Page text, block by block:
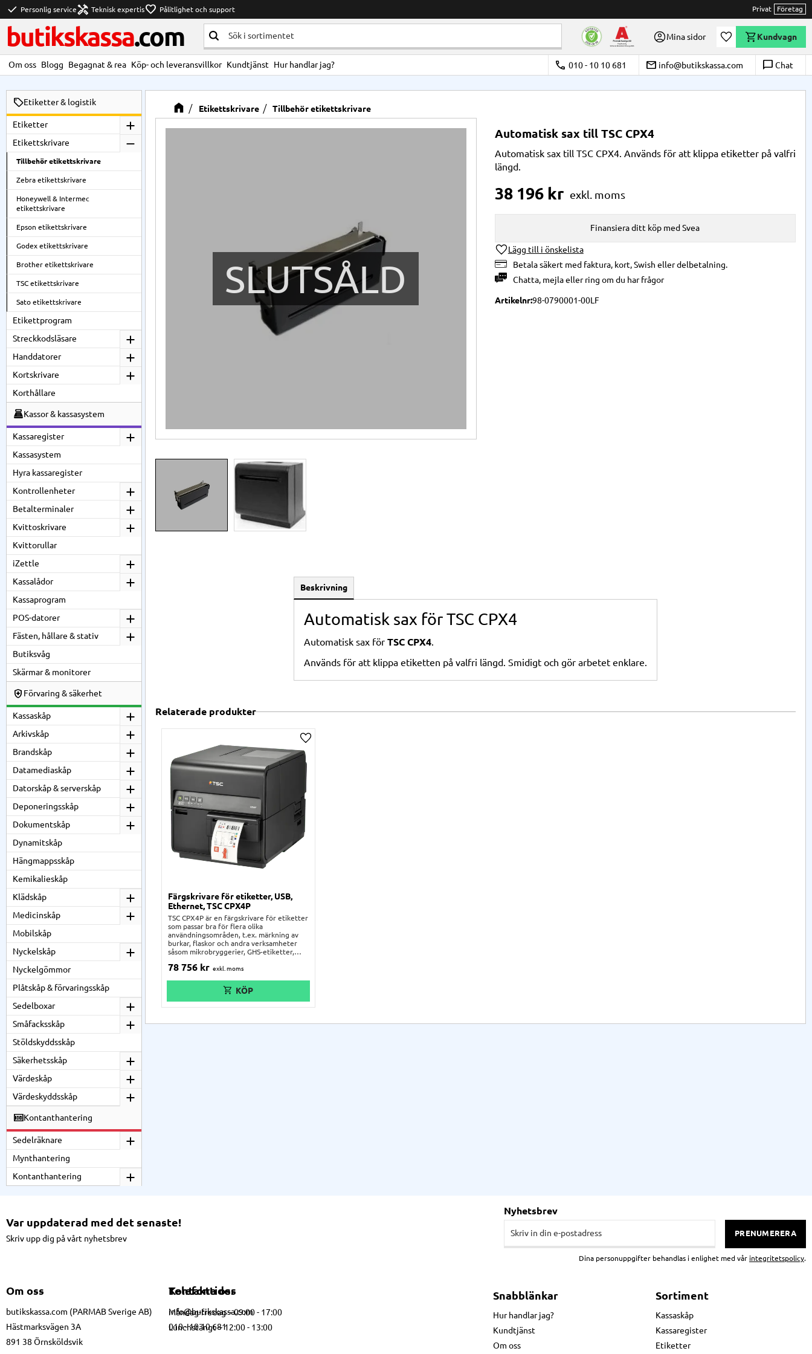
check Personlig servicehandyman Teknisk expertisfavorite Pålitlighet och support Privat Företag
butikskassa.com Mina sidor Önskelista
Kundvagn
Om oss Blogg Begagnat & rea Köp- och leveransvillkor Kundtjänst Hur handlar jag? call 010 - 10 10 681 email info@butikskassa.com chat_bubble_outline Chat
Etikettskrivare Tillbehör etikettskrivare
Automatisk sax till TSC CPX4
Automatisk sax till TSC CPX4. Används för att klippa etiketter på valfri
längd.
SLUTSÅLD
38 196kr
Lägg till i önskelista
Betala säkert med faktura, kort, Swish eller delbetalning.
Chatta, mejlaellerring om du har frågor
Finansiera ditt köp med Svea
Artikelnr98-0790001-00LF
Beskrivning
Automatisk sax för TSC CPX4
Automatisk sax för TSC CPX4
Används för att klippa etiketten på valfri längd. Smidigt och gör arbetet enklare.
Relaterade produkter
Färgskrivare för etiketter, USB,
Ethernet, TSC CPX4P
TSC CPX4P är en färgskrivare för etiketter
som passar bra för flera olika
användningsområden, t.ex. märkning av
burkar, flaskor och andra verksamheter
såsom mikrobryggerier, GHS-etiketter,
mycket annat. Den är flexibel, smidig och
dig stor frihet i hur ni designar era
78 756 kr
Lägg till i önskelista
Etiketter & logistik
Etiketter
Etikettskrivare
Tillbehör etikettskrivare
Zebra etikettskrivare
Honeywell & Intermec
etikettskrivare
Epson etikettskrivare
Godex etikettskrivare
Brother etikettskrivare
TSC etikettskrivare
Sato etikettskrivare
Etikettprogram
Streckkodsläsare
Handdatorer
Kortskrivare
Korthållare
Kassor & kassasystem
Kassaregister
Kassasystem
Hyra kassaregister
Kontrollenheter
Betalterminaler
Kvittoskrivare
Kvittorullar
iZettle
Kassalådor
Kassaprogram
POS-datorer
Fästen, hållare & stativ
Butiksvåg
Skärmar & monitorer
Förvaring & säkerhet
Kassaskåp
Arkivskåp
Brandskåp
Datamediaskåp
Datorskåp & serverskåp
Deponeringsskåp
Dokumentskåp
Dynamitskåp
Hängmappsskåp
Kemikalieskåp
Klädskåp
Medicinskåp
Mobilskåp
Nyckelskåp
Nyckelgömmor
Plåtskåp & förvaringsskåp
Sedelboxar
Småfacksskåp
Stöldskyddsskåp
Säkerhetsskåp
Värdeskåp
Värdeskyddsskåp
Kontanthantering
Sedelräknare
Mynthantering
Kontanthantering
Var uppdaterad med det senaste!
Skriv upp dig på vårt nyhetsbrev
Nyhetsbrev
PRENUMERERA
Dina personuppgifter behandlas i enlighet med vår integritetspolicy.
Om oss
butikskassa.com (PARMAB Sverige AB)
Hästmarksvägen 3A
891 38 Örnsköldsvik
Kontakta oss
info@butikskassa.com
010 - 10 10 681
Telefontider
Måndag-fredag – 09:00 - 17:00
Lunchstängt – 12:00 - 13:00
Snabblänkar
Hur handlar jag?
Kundtjänst
Om oss
Sortiment
Kassaskåp
Kassaregister
Etiketter